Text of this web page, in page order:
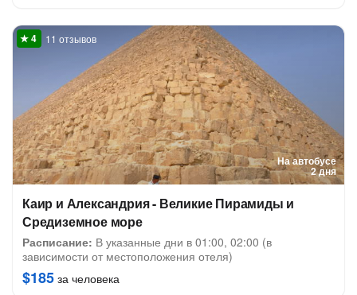
На автобусе
2 дня
11 отзывов
Каир и Александрия - Великие Пирамиды и
Средиземное море
Расписание: В указанные дни в 01:00, 02:00 (в
зависимости от местоположения отеля)
$185 за человека